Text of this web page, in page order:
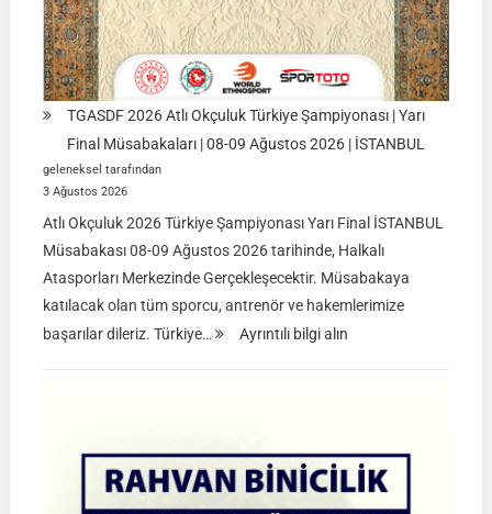
TGASDF 2026 Atlı Okçuluk Türkiye Şampiyonası | Yarı
Final Müsabakaları | 08-09 Ağustos 2026 | İSTANBUL
geleneksel tarafından
3 Ağustos 2026
Atlı Okçuluk 2026 Türkiye Şampiyonası Yarı Final İSTANBUL
Müsabakası 08-09 Ağustos 2026 tarihinde, Halkalı
Atasporları Merkezinde Gerçekleşecektir. Müsabakaya
katılacak olan tüm sporcu, antrenör ve hakemlerimize
başarılar dileriz. Türkiye…
Ayrıntılı bilgi alın:
Türkiye
Şampiyonası